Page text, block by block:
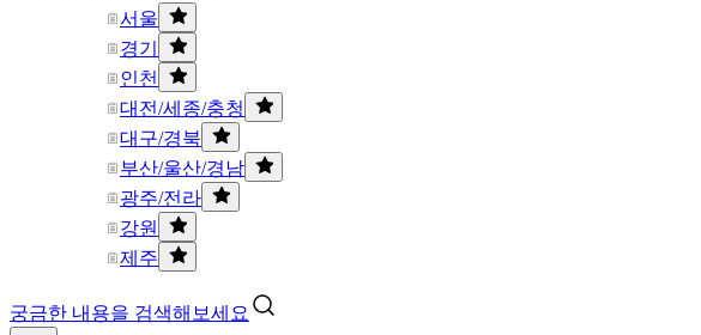
서울
경기
인천
대전/세종/충청
대구/경북
부산/울산/경남
광주/전라
강원
제주
궁금한 내용을 검색해보세요